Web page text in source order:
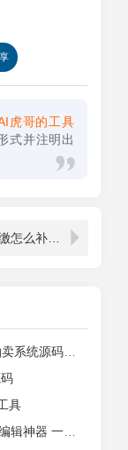
虎哥的工具
式并注明出
社保断缴怎么补缴啊(社保断缴怎么补缴啊自己怎么交)
文后台全部汉化
具
一键式AI加持